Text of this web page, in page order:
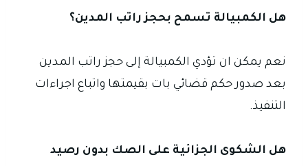
هل الكمبيالة تسمح بحجز راتب المدين؟
نعم يمكن ان تؤدي الكمبيالة إلى حجز راتب المدين
بعد صدور حكم قضائي بات بقيمتها واتباع اجراءات
التنفيذ.
هل الشكوى الجزائية على الصك بدون رصيد